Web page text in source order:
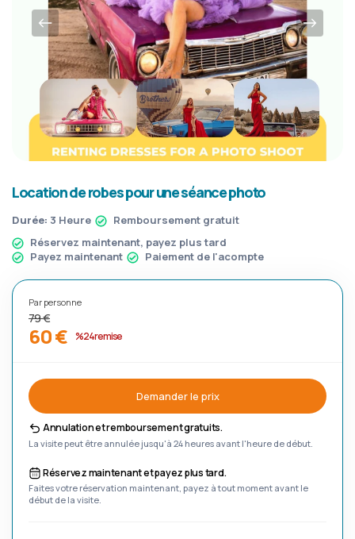
Location de robes pour une séance photo
Durée: 3 Heure
Remboursement gratuit
Réservez maintenant, payez plus tard
Payez maintenant
Paiement de l'acompte
Par personne
79 €
60 € %24 remise
Demander le prix
Annulation et remboursement gratuits.
La visite peut être annulée jusqu'à 24 heures avant l'heure de début.
Réservez maintenant et payez plus tard.
Faites votre réservation maintenant, payez à tout moment avant le
début de la visite.